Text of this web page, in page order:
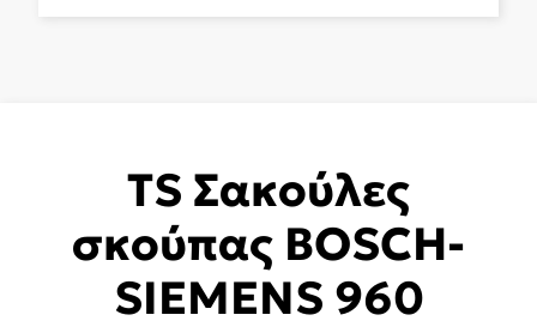
TS Σακούλες
σκούπας BOSCH-
SIEMENS 960